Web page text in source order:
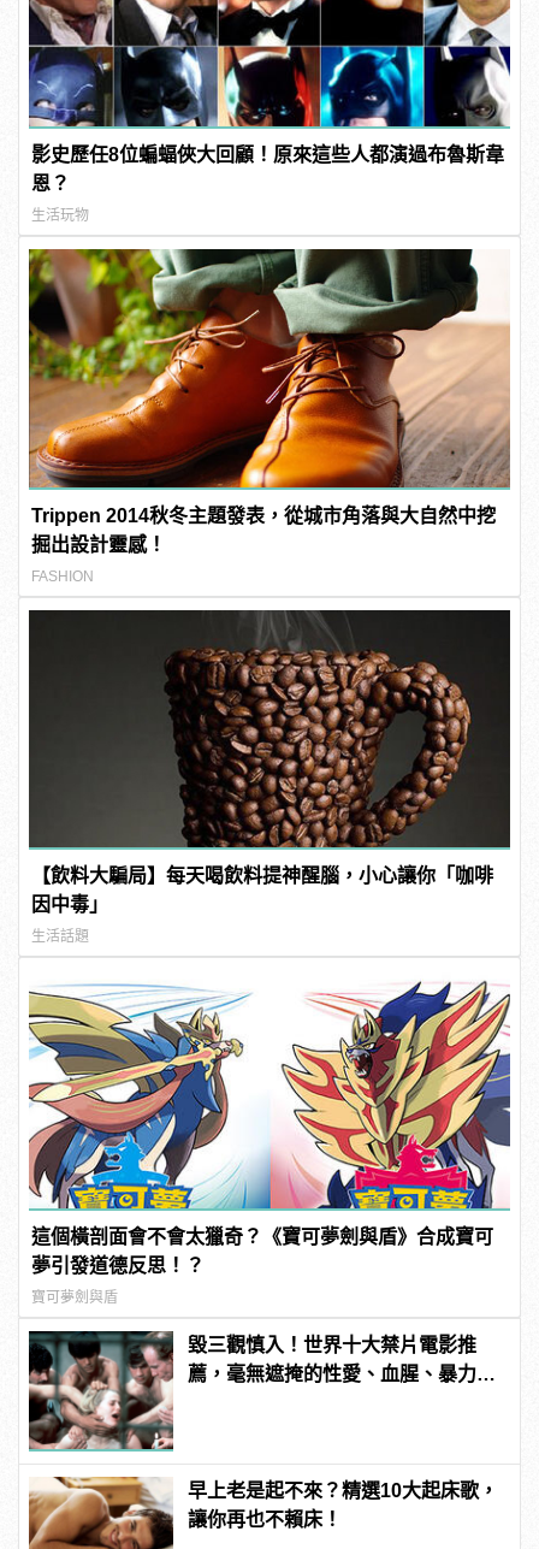
影史歷任8位蝙蝠俠大回顧！原來這些人都演過布魯斯韋
恩？
生活玩物
Trippen 2014秋冬主題發表，從城市角落與大自然中挖
掘出設計靈感！
FASHION
【飲料大騙局】每天喝飲料提神醒腦，小心讓你「咖啡
因中毒」
生活話題
這個橫剖面會不會太獵奇？《寶可夢劍與盾》合成寶可
夢引發道德反思！？
寶可夢劍與盾
毀三觀慎入！世界十大禁片電影推
薦，毫無遮掩的性愛、血腥、暴力、
早上老是起不來？精選10大起床歌，
讓你再也不賴床！